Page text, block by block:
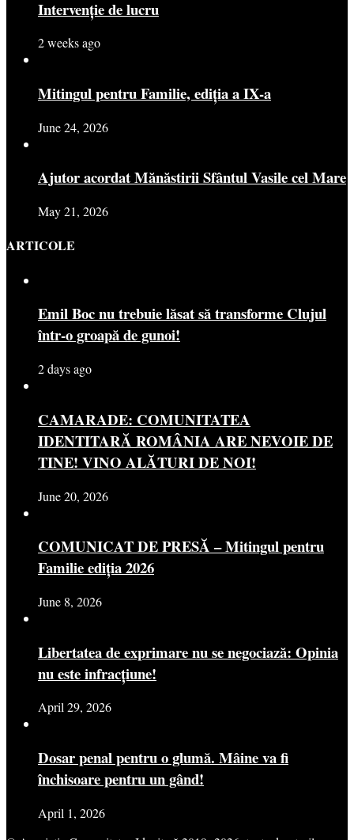
Intervenție de lucru
2 weeks ago
Mitingul pentru Familie, ediția a IX-a
June 24, 2026
Ajutor acordat Mănăstirii Sfântul Vasile cel Mare
May 21, 2026
ARTICOLE
Emil Boc nu trebuie lăsat să transforme Clujul
într-o groapă de gunoi!
2 days ago
CAMARADE: COMUNITATEA
IDENTITARĂ ROMÂNIA ARE NEVOIE DE
TINE! VINO ALĂTURI DE NOI!
June 20, 2026
COMUNICAT DE PRESĂ – Mitingul pentru
Familie ediția 2026
June 8, 2026
Libertatea de exprimare nu se negociază: Opinia
nu este infracțiune!
April 29, 2026
Dosar penal pentru o glumă. Mâine va fi
închisoare pentru un gând!
April 1, 2026